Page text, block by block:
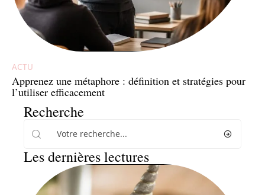
ACTU
Apprenez une métaphore : définition et stratégies pour
l’utiliser efficacement
Recherche
Les dernières lectures